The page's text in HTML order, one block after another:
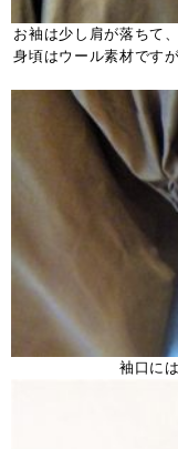
お袖は少し肩が落ちて
身頃はウール素材です
袖口に